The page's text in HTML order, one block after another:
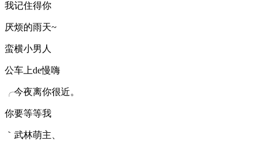
我记住得你
厌烦的雨天~
蛮横小男人ゞ
公车上de慢嗨
╭今夜离你很近。
你要等等我
｀武林萌主、